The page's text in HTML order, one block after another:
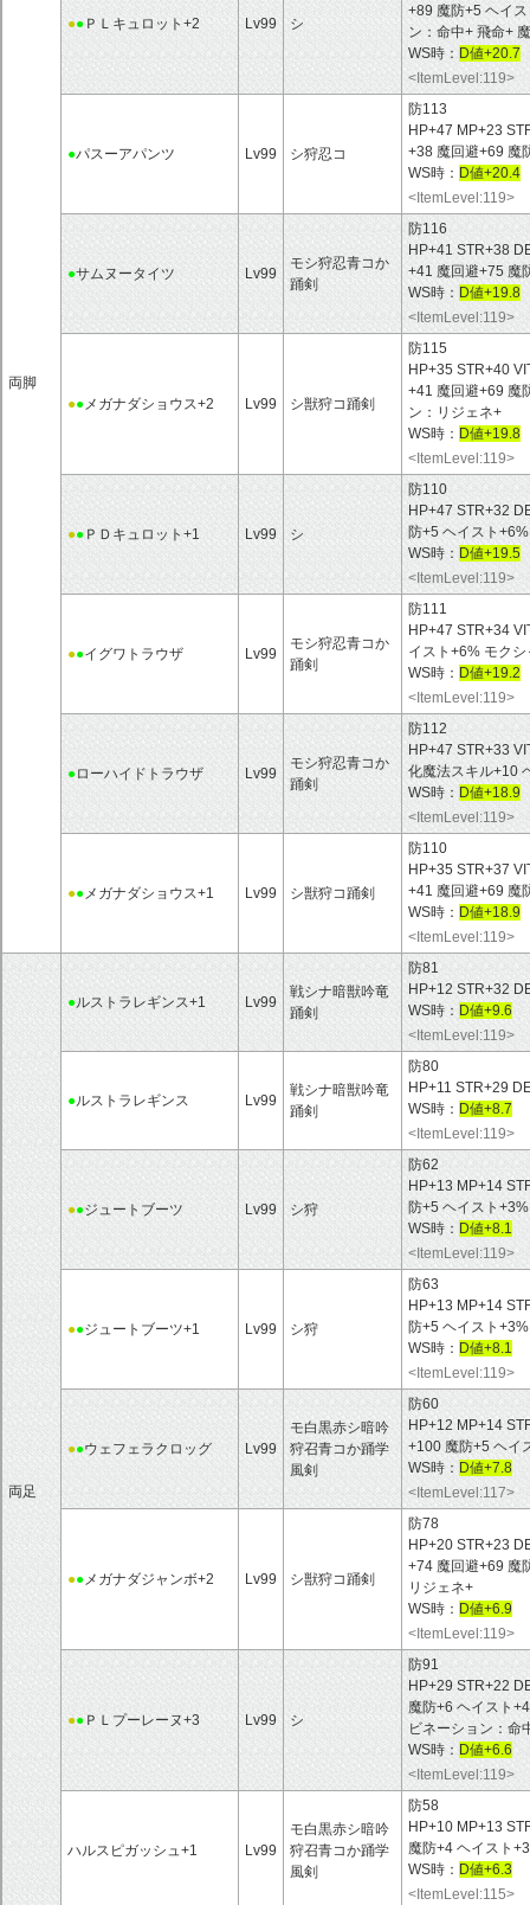
両脚
●● ＰＬキュロット+2 Lv99 シ
+89 魔防+5 ヘイ
ン：命中+ 飛命+
WS時： D値+20.7
<ItemLevel:119>
●パスーアパンツ Lv99 シ狩忍コ
防113
HP+47 MP+23
+38 魔回避+69 魔
WS時： D値+20.4
<ItemLevel:119>
●サムヌータイツ Lv99
モシ狩忍青コか
踊剣
防116
HP+41 STR+38
+41 魔回避+75 魔
WS時： D値+19.8
<ItemLevel:119>
●●メガナダショウス+2 Lv99 シ獣狩コ踊剣
防115
HP+35 STR+40
+41 魔回避+69 魔
ン：リジェネ+
WS時： D値+19.8
<ItemLevel:119>
●● ＰＤキュロット+1 Lv99 シ
防110
HP+47 STR+32
防+5 ヘイスト
WS時： D値+19.5
<ItemLevel:119>
●●イグワトラウザ Lv99
モシ狩忍青コか
踊剣
防111
HP+47 STR+34
イスト+6% モク
WS時： D値+19.2
<ItemLevel:119>
●ローハイドトラウザ Lv99
モシ狩忍青コか
踊剣
防112
HP+47 STR+33
化魔法スキル+10
WS時： D値+18.9
<ItemLevel:119>
●●メガナダショウス+1 Lv99 シ獣狩コ踊剣
防110
HP+35 STR+37
+41 魔回避+69 魔
WS時： D値+18.9
<ItemLevel:119>
両足
●ルストラレギンス+1 Lv99
戦シナ暗獣吟竜
踊剣
防81
HP+12 STR+32
WS時： D値+9.6
<ItemLevel:119>
●ルストラレギンス Lv99
戦シナ暗獣吟竜
踊剣
防80
HP+11 STR+29
WS時： D値+8.7
<ItemLevel:119>
●●ジュートブーツ Lv99 シ狩
防62
HP+13 MP+14
防+5 ヘイスト
WS時： D値+8.1
<ItemLevel:119>
●●ジュートブーツ+1 Lv99 シ狩
防63
HP+13 MP+14
防+5 ヘイスト
WS時： D値+8.1
<ItemLevel:119>
●●ウェフェラクロッグ Lv99
モ白黒赤シ暗吟
狩召青コか踊学
風剣
防60
HP+12 MP+14
+100 魔防+5 ヘイ
WS時： D値+7.8
<ItemLevel:117>
●●メガナダジャンボ+2 Lv99 シ獣狩コ踊剣
防78
HP+20 STR+23
+74 魔回避+69 魔
リジェネ+
WS時： D値+6.9
<ItemLevel:119>
●● ＰＬプーレーヌ+3 Lv99 シ
防91
HP+29 STR+22
魔防+6 ヘイスト
ビネーション：命
WS時： D値+6.6
<ItemLevel:119>
ハルスピガッシュ+1 Lv99
モ白黒赤シ暗吟
狩召青コか踊学
風剣
防58
HP+10 MP+13
魔防+4 ヘイスト
WS時： D値+6.3
<ItemLevel:115>